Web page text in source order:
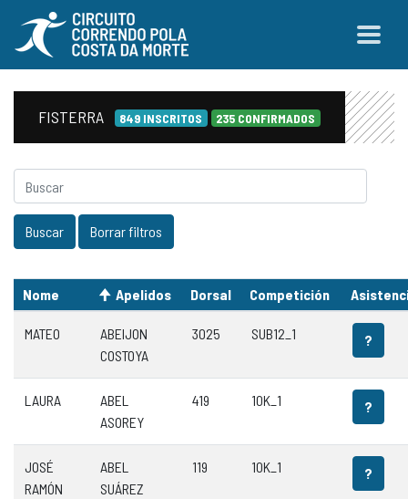
FISTERRA 849 INSCRITOS 235 CONFIRMADOS
Nome Apelidos Dorsal Competición
MATEO
ABEIJON
COSTOYA
3025 SUB12_1 ?
LAURA
ABEL
ASOREY
419 10K_1 ?
JOSÉ
RAMÓN
ABEL
SUÁREZ
119 10K_1 ?